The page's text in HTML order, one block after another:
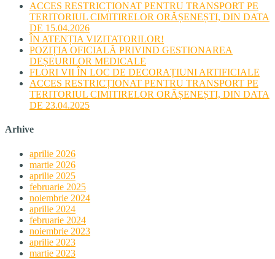
ACCES RESTRICȚIONAT PENTRU TRANSPORT PE
TERITORIUL CIMITIRELOR ORĂȘENEȘTI, DIN DATA
DE 15.04.2026
ÎN ATENȚIA VIZITATORILOR!
POZIȚIA OFICIALĂ PRIVIND GESTIONAREA
DEȘEURILOR MEDICALE
FLORI VII ÎN LOC DE DECORAȚIUNI ARTIFICIALE
ACCES RESTRICȚIONAT PENTRU TRANSPORT PE
TERITORIUL CIMITIRELOR ORĂȘENEȘTI, DIN DATA
DE 23.04.2025
Arhive
aprilie 2026
martie 2026
aprilie 2025
februarie 2025
noiembrie 2024
aprilie 2024
februarie 2024
noiembrie 2023
aprilie 2023
martie 2023